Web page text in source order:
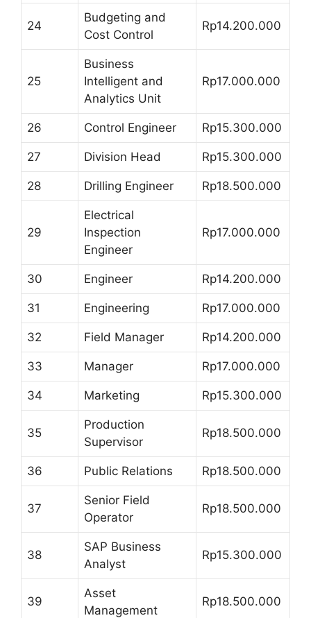
24
Budgeting and
Cost Control
Rp14.200.000
25
Business
Intelligent and
Analytics Unit
Rp17.000.000
26 Control Engineer Rp15.300.000
27 Division Head Rp15.300.000
28 Drilling Engineer Rp18.500.000
29
Electrical
Inspection
Engineer
Rp17.000.000
30 Engineer Rp14.200.000
31 Engineering Rp17.000.000
32 Field Manager Rp14.200.000
33 Manager Rp17.000.000
34 Marketing Rp15.300.000
35
Production
Supervisor
Rp18.500.000
36 Public Relations Rp18.500.000
37
Senior Field
Operator
Rp18.500.000
38
SAP Business
Analyst
Rp15.300.000
39
Asset
Management
Rp18.500.000